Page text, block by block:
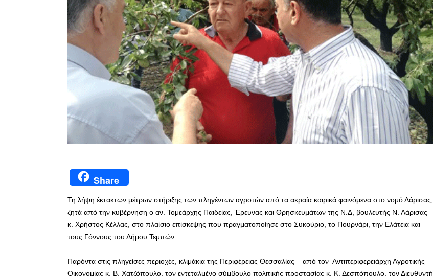
Share
Τη λήψη έκτακτων μέτρων στήριξης των πληγέντων αγροτών από τα ακραία καιρικά φαινόμενα στο νομό Λάρισας,
ζητά από την κυβέρνηση ο αν. Τομεάρχης Παιδείας, Έρευνας και Θρησκευμάτων της Ν.Δ, βουλευτής Ν. Λάρισας
κ. Χρήστος Κέλλας, στο πλαίσιο επίσκεψης που πραγματοποίησε στο Συκούριο, το Πουρνάρι, την Ελάτεια και
τους Γόννους του Δήμου Τεμπών.
Παρόντα στις πληγείσες περιοχές, κλιμάκια της Περιφέρειας Θεσσαλίας – από τον Αντιπεριφερειάρχη Αγροτικής
Οικονομίας κ. Β. Χατζόπουλο, τον εντεταλμένο σύμβουλο πολιτικής προστασίας κ. Κ. Δεσπόπουλο, τον Διευθυντή